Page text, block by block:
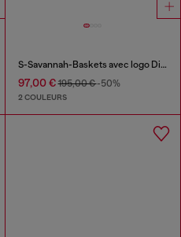
S-Savannah-Baskets avec logo Diesel
97,00 €195,00 €-50%
2 COULEURS